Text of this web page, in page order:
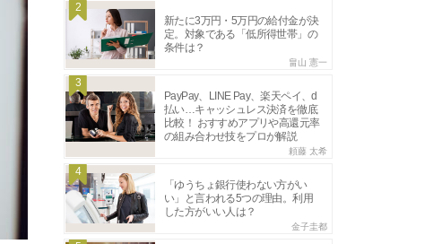
2
新たに3万円・5万円の給付金が決
定。対象である「低所得世帯」の
条件は？
畠山 憲一
3
PayPay、LINE Pay、楽天ペイ、d
払い…キャッシュレス決済を徹底
比較！ おすすめアプリや高還元率
の組み合わせ技をプロが解説
頼藤 太希
4
「ゆうちょ銀行使わない方がい
い」と言われる5つの理由。利用
した方がいい人は？
金子圭都